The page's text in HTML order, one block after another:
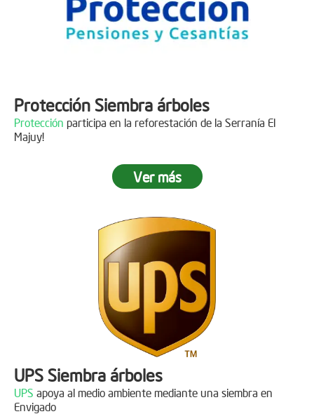
DINISSANpor plantar 400 árboles en el páramo de
Protección Siembra árboles
Protección participa en la reforestación de la Serranía El
Majuy!
Ver más
UPS Siembra árboles
UPS apoya al medio ambiente mediante una siembra en
Envigado